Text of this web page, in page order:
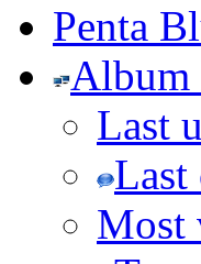
Penta
Last
Last
Most